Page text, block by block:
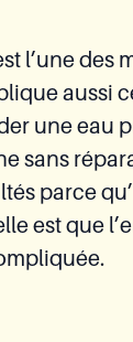
l’une
aussi
une eau
sans
parce
est que